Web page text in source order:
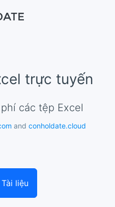
trực tuyến
phí các tệp Excel
and conholdate.cloud
liệu